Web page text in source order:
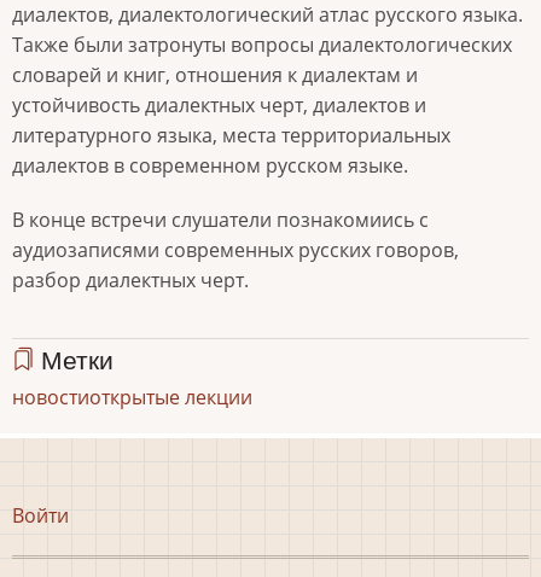
диалектов, диалектологический атлас русского языка.
Также были затронуты вопросы диалектологических
словарей и книг, отношения к диалектам и
устойчивость диалектных черт, диалектов и
литературного языка, места территориальных
диалектов в современном русском языке.
В конце встречи слушатели познакомиись с
аудиозаписями современных русских говоров,
разбор диалектных черт.
Метки
новостиоткрытые лекции
Меню
записи
Войти